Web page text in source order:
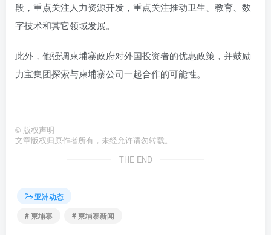
段，重点关注人力资源开发，重点关注推动卫生、教育、数
字技术和其它领域发展。
此外，他强调柬埔寨政府对外国投资者的优惠政策，并鼓励
力宝集团探索与柬埔寨公司一起合作的可能性。
© 版权声明
文章版权归原作者所有，未经允许请勿转载。
THE END
亚洲动态
# 柬埔寨
# 柬埔寨新闻